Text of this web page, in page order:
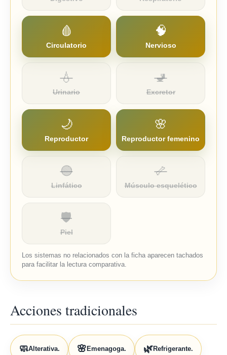
🩸
Circulatorio
🧠
Nervioso
💧
Urinario
🚽
Excretor
🌙
Reproductor
🌸
Reproductor femenino
🟢
Linfático
🦴
Músculo esquelético
🛡️
Piel
Los sistemas no relacionados con la ficha aparecen tachados
para facilitar la lectura comparativa.
Acciones tradicionales
🧼Alterativa. 🌸 Emenagoga. 🌿Refrigerante.